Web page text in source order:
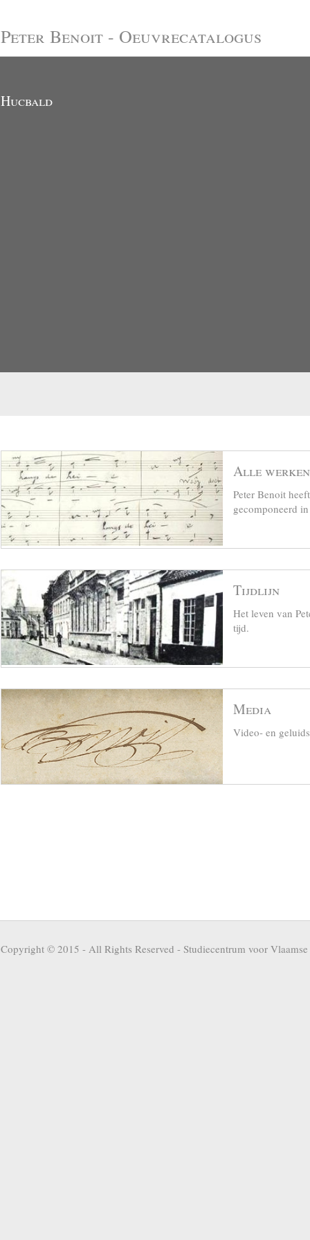
Peter Benoit - Oeuvrecatalogus
Hucbald
Alle werken
Peter Benoit
gecomponeerd
Tijdlijn
Het leven van
tijd.
Media
Video- en
Copyright © 2015 - All Rights Reserved - Studiecentrum voor